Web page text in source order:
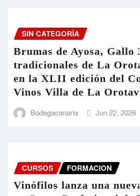
SIN CATEGORÍA
Brumas de Ayosa, Gallo
tradicionales de La
en la XLII edición del
Vinos Villa de La
Bodegacanaria Jun 22, 2026
CURSOS FORMACION
Vinófilos lanza una